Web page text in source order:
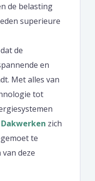
de belasting
superieure
de
en
Met alles van
tot
Dakwerken zich
te
deze